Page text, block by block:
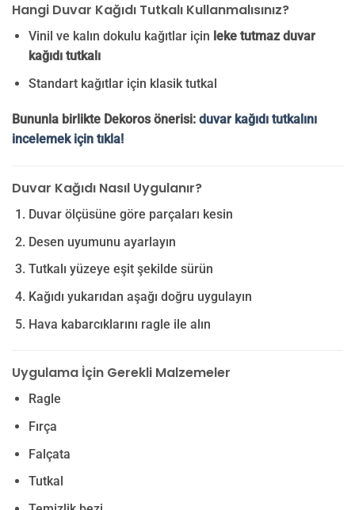
Hangi Duvar Kağıdı Tutkalı Kullanmalısınız?
Vinil ve kalın dokulu kağıtlar için leke tutmaz duvar
kağıdı tutkalı
Standart kağıtlar için klasik tutkal
Bununla birlikte Dekoros önerisi: duvar kağıdı tutkalını
incelemek için tıkla!
Duvar Kağıdı Nasıl Uygulanır?
Duvar ölçüsüne göre parçaları kesin
Desen uyumunu ayarlayın
Tutkalı yüzeye eşit şekilde sürün
Kağıdı yukarıdan aşağı doğru uygulayın
Hava kabarcıklarını ragle ile alın
Uygulama İçin Gerekli Malzemeler
Ragle
Fırça
Falçata
Tutkal